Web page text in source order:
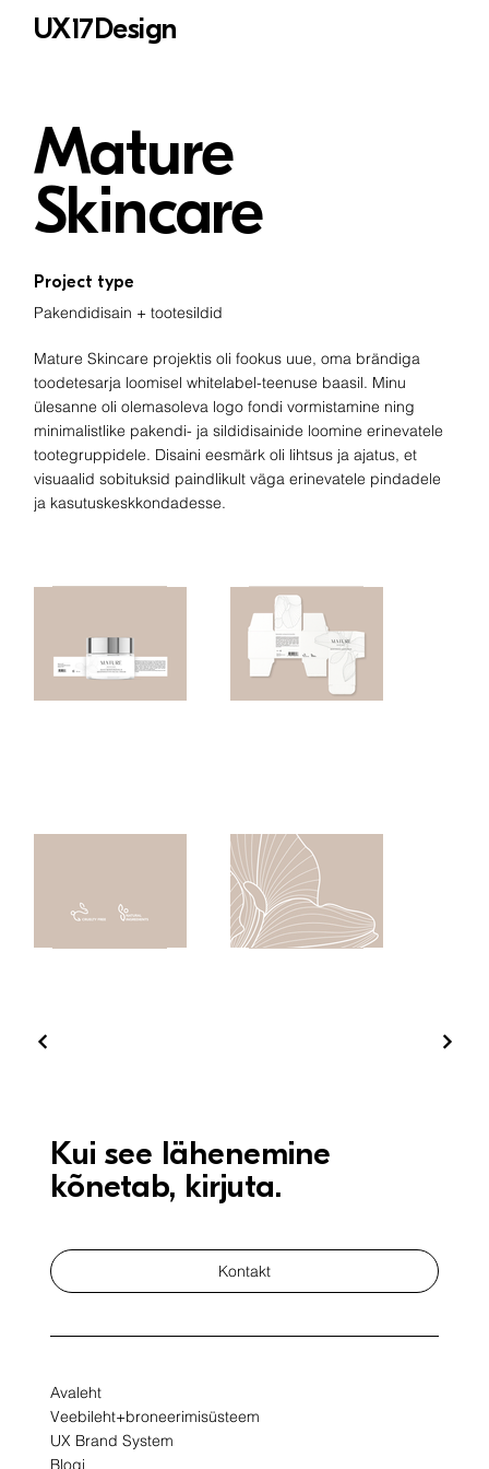
UX17Design
Mature
Skincare
Project type
Pakendidisain + tootesildid
Mature Skincare projektis oli fookus uue, oma brändiga
toodetesarja loomisel whitelabel-teenuse baasil. Minu
ülesanne oli olemasoleva logo fondi vormistamine ning
minimalistlike pakendi- ja sildidisainide loomine erinevatele
tootegruppidele. Disaini eesmärk oli lihtsus ja ajatus, et
visuaalid sobituksid paindlikult väga erinevatele pindadele
ja kasutuskeskkondadesse.
Kui see lähenemine
kõnetab, kirjuta.
Kontakt
Avaleht
Veebileht+broneerimisüsteem
UX Brand System
Blogi